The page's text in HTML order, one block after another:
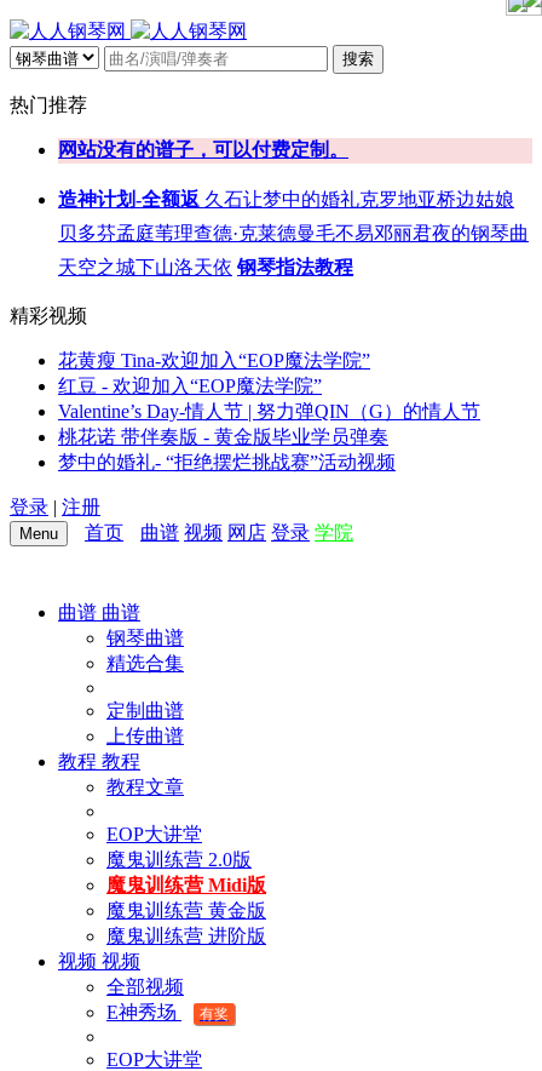
搜索
热门推荐
网站没有的谱子，可以付费定制。
造神计划-全额返 久石让梦中的婚礼克罗地亚桥边姑娘
贝多芬孟庭苇理查德·克莱德曼毛不易邓丽君夜的钢琴曲
天空之城下山洛天依 钢琴指法教程
精彩视频
花黄瘦 Tina-欢迎加入“EOP魔法学院”
红豆 - 欢迎加入“EOP魔法学院”
Valentine’s Day-情人节 | 努力弹QIN（G）的情人节
桃花诺 带伴奏版 - 黄金版毕业学员弹奏
梦中的婚礼- “拒绝摆烂挑战赛”活动视频
登录 | 注册
Menu 首页 曲谱 视频 网店 登录 学院
曲谱 曲谱
钢琴曲谱
精选合集
定制曲谱
上传曲谱
教程 教程
教程文章
EOP大讲堂
魔鬼训练营 2.0版
魔鬼训练营 Midi版
魔鬼训练营 黄金版
魔鬼训练营 进阶版
视频 视频
全部视频
E神秀场
有奖
EOP大讲堂